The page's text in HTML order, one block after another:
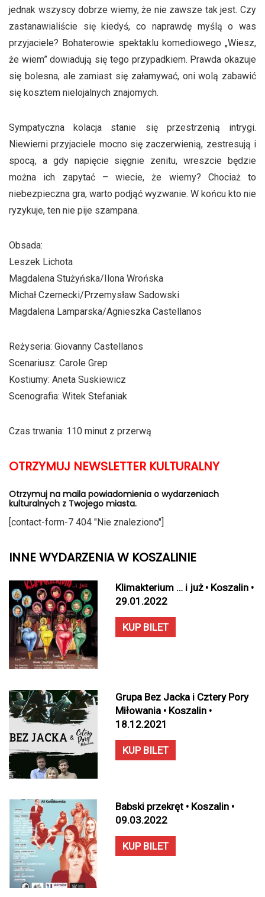
jednak wszyscy dobrze wiemy, że nie zawsze tak jest. Czy
zastanawialiście się kiedyś, co naprawdę myślą o was
przyjaciele? Bohaterowie spektaklu komediowego „Wiesz,
że wiem” dowiadują się tego przypadkiem. Prawda okazuje
się bolesna, ale zamiast się załamywać, oni wolą zabawić
się kosztem nielojalnych znajomych.
Sympatyczna kolacja stanie się przestrzenią intrygi.
Niewierni przyjaciele mocno się zaczerwienią, zestresują i
spocą, a gdy napięcie sięgnie zenitu, wreszcie będzie
można ich zapytać – wiecie, że wiemy? Chociaż to
niebezpieczna gra, warto podjąć wyzwanie. W końcu kto nie
ryzykuje, ten nie pije szampana.
Obsada:
Leszek Lichota
Magdalena Stużyńska/Ilona Wrońska
Michał Czernecki/Przemysław Sadowski
Magdalena Lamparska/Agnieszka Castellanos
Reżyseria: Giovanny Castellanos
Scenariusz: Carole Grep
Kostiumy: Aneta Suskiewicz
Scenografia: Witek Stefaniak
Czas trwania: 110 minut z przerwą
OTRZYMUJ NEWSLETTER KULTURALNY
Otrzymuj na maila powiadomienia o wydarzeniach
kulturalnych z Twojego miasta.
[contact-form-7 404 "Nie znaleziono"]
INNE WYDARZENIA W KOSZALINIE
Klimakterium … i już • Koszalin •
29.01.2022
KUP BILET
Grupa Bez Jacka i Cztery Pory
Miłowania • Koszalin •
18.12.2021
KUP BILET
Babski przekręt • Koszalin •
09.03.2022
KUP BILET